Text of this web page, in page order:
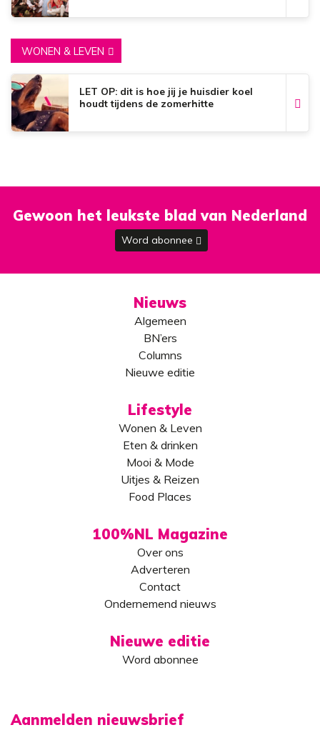
WONEN & LEVEN
LET OP: dit is hoe jij je huisdier koel
houdt tijdens de zomerhitte
Gewoon het leukste blad van Nederland
Word abonnee
Nieuws
Algemeen
BN’ers
Columns
Nieuwe editie
Lifestyle
Wonen & Leven
Eten & drinken
Mooi & Mode
Uitjes & Reizen
Food Places
100%NL Magazine
Over ons
Adverteren
Contact
Ondernemend nieuws
Nieuwe editie
Word abonnee
Aanmelden nieuwsbrief